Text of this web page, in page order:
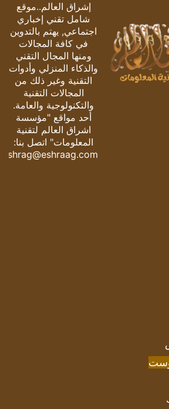
إشراق العالم..موقع
شامل تقني إخباري
اجتماعي, يهتم بالتدوين
في كافة المجالات
ومنها المجال التقني
والذكاء المنزلي وأدوات
التقنية وغير ذلك من
المجالات التقنية
والتكنولوجية والعامة.
أحد مواقع "مؤسسة
اشراق العالم لتقنية
المعلومات" اتصل بنا:
eshrag@eshraag.com